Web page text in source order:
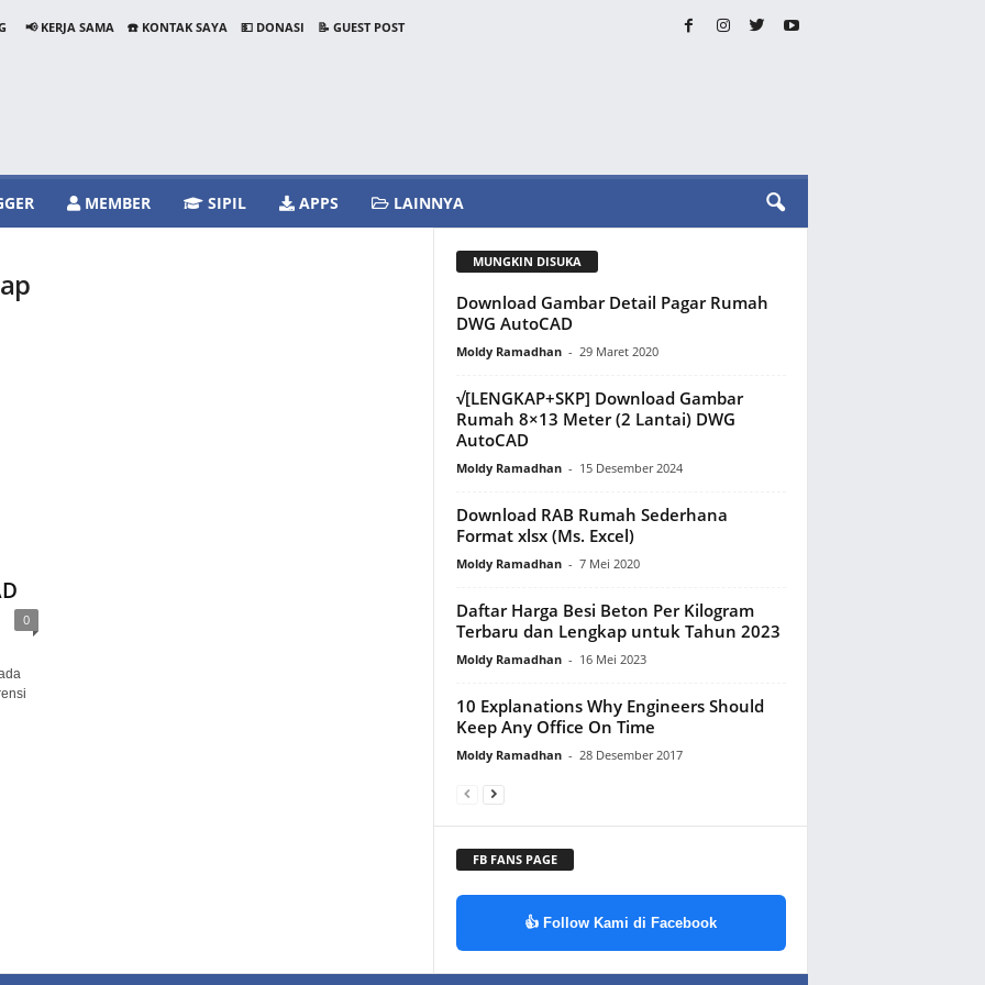
📢 KERJA SAMA ☎️ KONTAK SAYA 💵 DONASI
📝 GUEST POST
MEMBER SIPIL APPS LAINNYA
0
MUNGKIN DISUKA
Download Gambar Detail Pagar Rumah
DWG AutoCAD
Moldy Ramadhan - 29 Maret 2020
√[LENGKAP+SKP] Download Gambar
Rumah 8×13 Meter (2 Lantai) DWG
AutoCAD
Moldy Ramadhan - 15 Desember 2024
Download RAB Rumah Sederhana
Format xlsx (Ms. Excel)
Moldy Ramadhan - 7 Mei 2020
Daftar Harga Besi Beton Per Kilogram
Terbaru dan Lengkap untuk Tahun 2023
Moldy Ramadhan - 16 Mei 2023
10 Explanations Why Engineers Should
Keep Any Office On Time
Moldy Ramadhan - 28 Desember 2017
FB FANS PAGE
👍 Follow Kami di Facebook